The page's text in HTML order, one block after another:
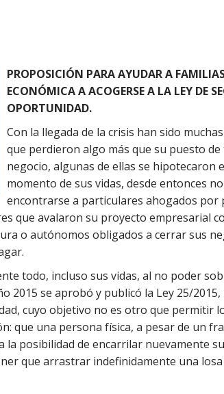
PROPOSICIÓN PARAAYUDAR A
ECONÓMICA A ACOGERSE A LA LEY DE
OPORTUNIDAD.
Con la llegada de la crisis han sido
que perdieron algo más que su puesto
negocio, algunas de ellas se hipotecaron
momento de sus vidas, desde entonces
encontrarse a particulares ahogados por
que avalaron su proyecto empresarial
o autónomos obligados a cerrar sus
todo, incluso sus vidas, al no poder
2015 se aprobó y publicó la Ley 25/
cuyo objetivo no es otro que permitir
que una persona física, a pesar de un
posibilidad de encarrilar nuevamente
que arrastrar indefinidamente una losa